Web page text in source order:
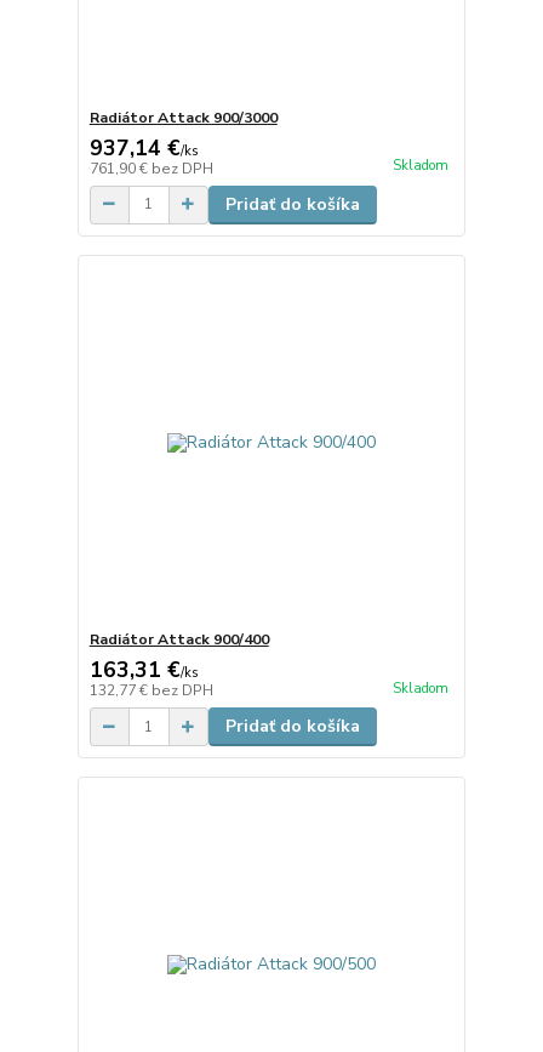
Radiátor Attack 900/3000
937,14 €/ks
761,90 € bez DPH Skladom
Pridať do košíka
Radiátor Attack 900/400
163,31 €/ks
132,77 € bez DPH Skladom
Pridať do košíka